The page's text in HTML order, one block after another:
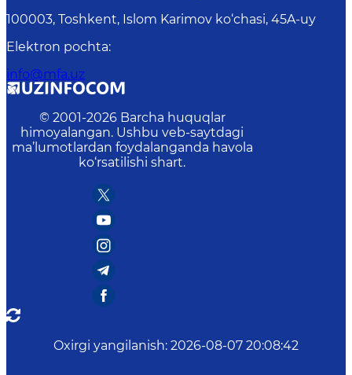
100003, Toshkent, Islom Karimov ko‘chasi, 45A-uy
Elektron pochta:
info@mfa.uz
© 2001-2026 Barcha huquqlar
himoyalangan. Ushbu veb-saytdagi
ma’lumotlardan foydalanganda havola
ko‘rsatilishi shart.
Oxirgi yangilanish: 2026-08-07 20:08:42